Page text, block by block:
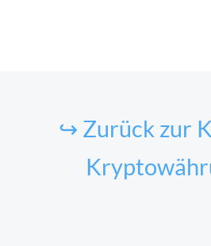
↪ Zurück zur